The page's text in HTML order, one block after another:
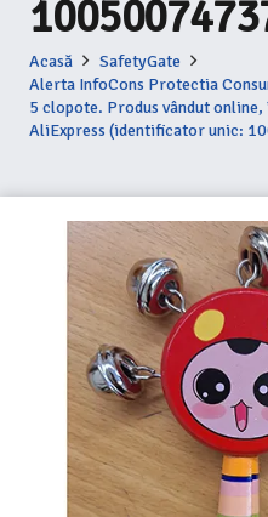
Acasă
SafetyGate
Alerta InfoCons Protectia
5 clopote. Produs vândut
AliExpress (identificator unic: